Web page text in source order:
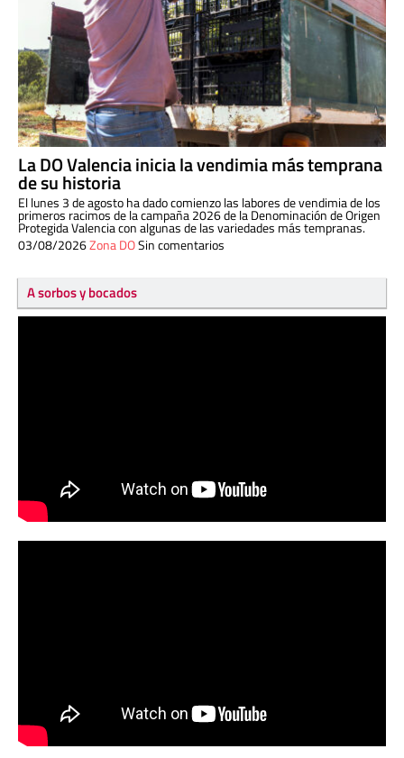
La DO Valencia inicia la vendimia más temprana
de su historia
El lunes 3 de agosto ha dado comienzo las labores de vendimia de los
primeros racimos de la campaña 2026 de la Denominación de Origen
Protegida Valencia con algunas de las variedades más tempranas.
03/08/2026Zona DOSin comentarios
A sorbos y bocados